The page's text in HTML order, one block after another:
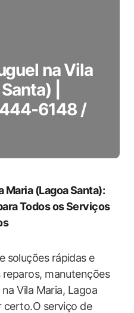
na Vila
|
6148 /
Maria (Lagoa Santa):
Todos os Serviços
soluções rápidas e
manutenções
Vila Maria, Lagoa
certo.O serviço de